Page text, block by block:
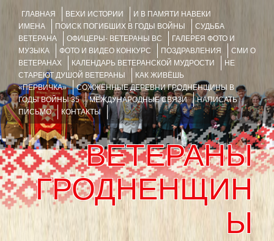
ГЛАВНАЯ ВЕХИ ИСТОРИИ
И В ПАМЯТИ НАВЕКИ
ИМЕНА
ПОИСК ПОГИБШИХ В ГОДЫ ВОЙНЫ
СУДЬБА
ВЕТЕРАНА
ОФИЦЕРЫ- ВЕТЕРАНЫ ВС
ГАЛЕРЕЯ ФОТО И
МУЗЫКА
ФОТО И ВИДЕО КОНКУРС ПОЗДРАВЛЕНИЯ
СМИ О
ВЕТЕРАНАХ
КАЛЕНДАРЬ ВЕТЕРАНСКОЙ МУДРОСТИ
НЕ
СТАРЕЮТ ДУШОЙ ВЕТЕРАНЫ
КАК ЖИВЁШЬ
«ПЕРВИЧКА»
СОЖЖЁННЫЕ ДЕРЕВНИ ГРОДНЕНЩИНЫ В
ГОДЫ ВОЙНЫ 35
МЕЖДУНАРОДНЫЕ СВЯЗИ
НАПИСАТЬ
ПИСЬМО
КОНТАКТЫ
ВЕТЕРАНЫ
ГРОДНЕНЩИН
Ы